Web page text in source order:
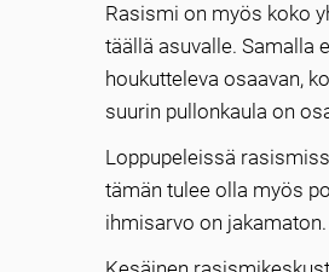
Rasismi on myös koko
täällä asuvalle. Samalla
houkutteleva osaavan,
suurin pullonkaula on
Loppupeleissä
tämän tulee olla myös
ihmisarvo on jakamaton.